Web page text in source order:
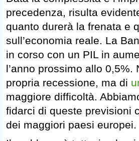
precedenza, risulta
quanto durerà la frenata e
sull’economia reale. La
in corso con un PIL in
l’anno prossimo allo
propria recessione, ma di
maggiore difficoltà.
fidarci di queste previsioni
dei maggiori paesi europei.